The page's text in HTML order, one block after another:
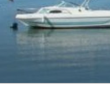
Saltar
para
conteúdo